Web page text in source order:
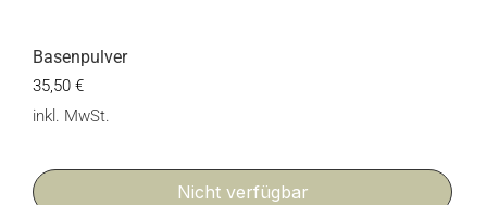
Basenpulver
Preis
35,50 €
inkl. MwSt.
Nicht verfügbar